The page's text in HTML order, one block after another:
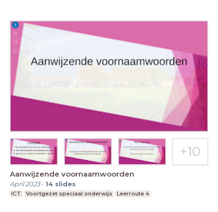
Aanwijzende voornaamwoorden
April 2023- 14 slides
ICT Voortgezet speciaal onderwijs Leerroute 4